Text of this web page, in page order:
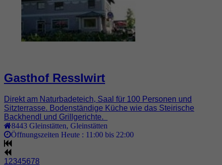
Gasthof Resslwirt
Direkt am Naturbadeteich, Saal für 100 Personen und
Sitzterrasse. Bodenständige Küche wie das Steirische
Backhendl und Grillgerichte.
8443 Gleinstätten Gleinstätten
Öffnungszeiten Heute : 11:00 bis 22:00
1 2345678